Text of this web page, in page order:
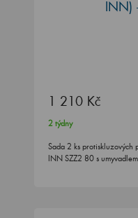
INN)
1 210 Kč
2 týdny
Sada 2 ks protiskluzových
INN SZZ2 80 s